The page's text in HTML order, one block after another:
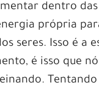
dentro
própria
seres. Isso é a
é isso que